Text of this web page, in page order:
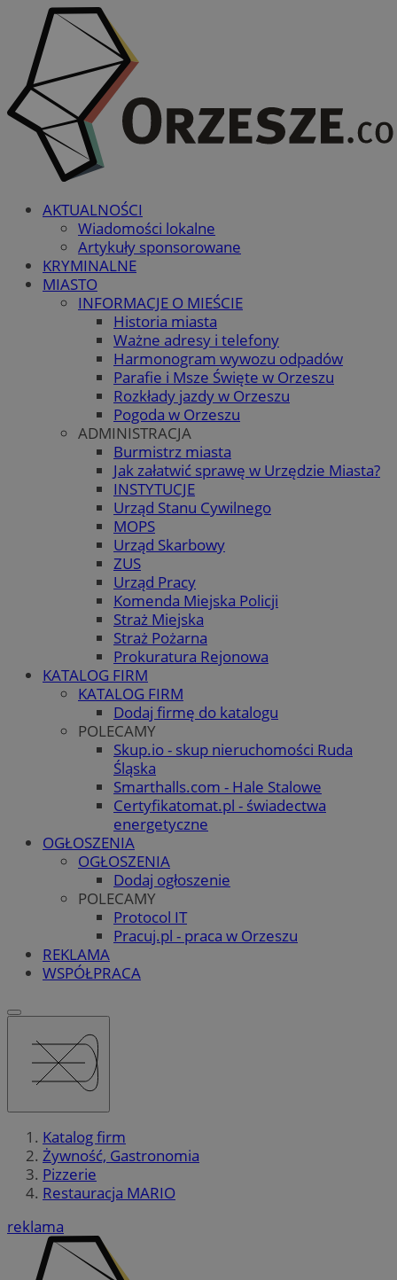
AKTUALNOŚCI
Wiadomości lokalne
Artykuły sponsorowane
KRYMINALNE
MIASTO
INFORMACJE O MIEŚCIE
Historia miasta
Ważne adresy i telefony
Harmonogram wywozu odpadów
Parafie i Msze Święte w Orzeszu
Rozkłady jazdy w Orzeszu
Pogoda w Orzeszu
ADMINISTRACJA
Burmistrz miasta
Jak załatwić sprawę w Urzędzie Miasta?
INSTYTUCJE
Urząd Stanu Cywilnego
MOPS
Urząd Skarbowy
ZUS
Urząd Pracy
Komenda Miejska Policji
Straż Miejska
Straż Pożarna
Prokuratura Rejonowa
KATALOG FIRM
KATALOG FIRM
Dodaj firmę do katalogu
POLECAMY
Skup.io - skup nieruchomości Ruda
Śląska
Smarthalls.com - Hale Stalowe
Certyfikatomat.pl - świadectwa
energetyczne
OGŁOSZENIA
OGŁOSZENIA
Dodaj ogłoszenie
POLECAMY
Protocol IT
Pracuj.pl - praca w Orzeszu
REKLAMA
WSPÓŁPRACA
Katalog firm
Żywność, Gastronomia
Pizzerie
Restauracja MARIO
reklama